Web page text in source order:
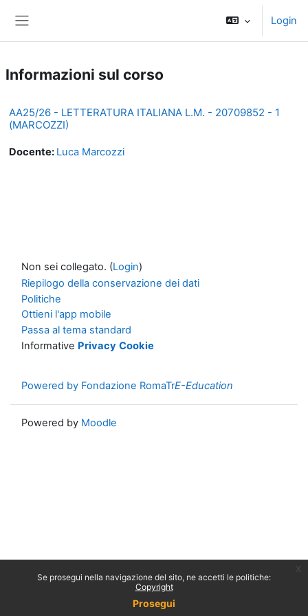
Se prosegui nella navigazione del sito, ne accetti le politiche:
Copyright
Prosegui
Login
Informazioni sul corso
AA25/26 - LETTERATURA ITALIANA L.M. - 20709852 - 1
(MARCOZZI)
Docente: Luca Marcozzi
Non sei collegato. (Login)
Riepilogo della conservazione dei dati
Politiche
Ottieni l'app mobile
Passa al tema standard
Informative Privacy Cookie
Powered by Fondazione RomaTrE-Education
Powered by Moodle